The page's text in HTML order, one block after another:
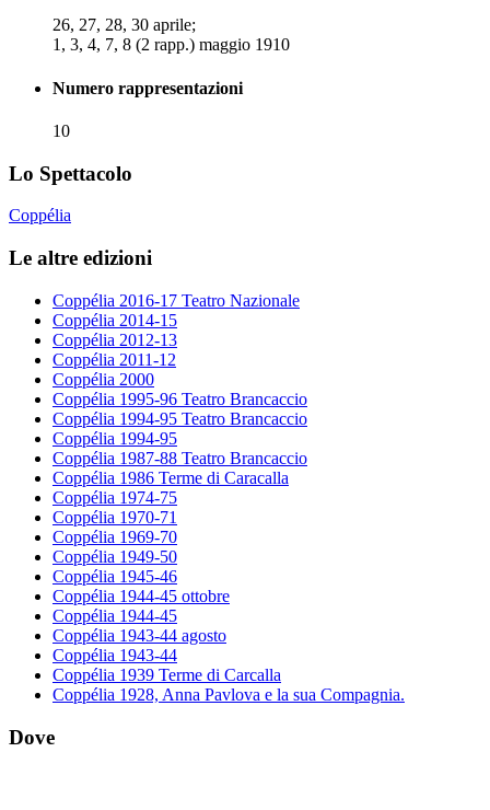
26, 27, 28, 30 aprile;
1, 3, 4, 7, 8 (2 rapp.) maggio 1910
Numero rappresentazioni
10
Lo Spettacolo
Coppélia
Le altre edizioni
Coppélia 2016-17 Teatro Nazionale
Coppélia 2014-15
Coppélia 2012-13
Coppélia 2011-12
Coppélia 2000
Coppélia 1995-96 Teatro Brancaccio
Coppélia 1994-95 Teatro Brancaccio
Coppélia 1994-95
Coppélia 1987-88 Teatro Brancaccio
Coppélia 1986 Terme di Caracalla
Coppélia 1974-75
Coppélia 1970-71
Coppélia 1969-70
Coppélia 1949-50
Coppélia 1945-46
Coppélia 1944-45 ottobre
Coppélia 1944-45
Coppélia 1943-44 agosto
Coppélia 1943-44
Coppélia 1939 Terme di Carcalla
Coppélia 1928, Anna Pavlova e la sua Compagnia.
Dove